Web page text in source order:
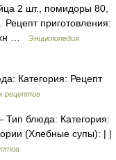
2 шт., помидоры 80,
приготовления:
…
Энциклопедия
Категория: Рецепт
рецептов
Тип блюда: Категория:
(Хлебные супы): | |